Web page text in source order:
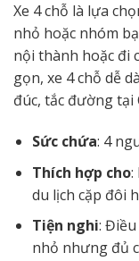
Xe 4 chỗ là lựa
nhỏ hoặc nhóm
nội thành hoặc đi
gọn, xe 4 chỗ dễ
đúc, tắc đường tại
Sức chứa: 4
Thích hợp cho:
du lịch cặp đôi
Tiện nghi:
nhỏ nhưng đủ